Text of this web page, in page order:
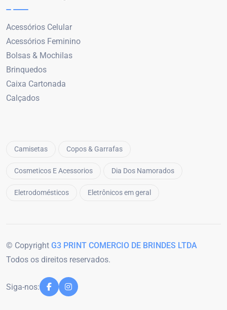
Acessórios Celular
Acessórios Feminino
Bolsas & Mochilas
Brinquedos
Caixa Cartonada
Calçados
Camisetas Copos & Garrafas
Cosmeticos E Acessorios Dia Dos Namorados
Eletrodomésticos Eletrônicos em geral
© Copyright G3 PRINT COMERCIO DE BRINDES LTDA
Todos os direitos reservados.
Siga-nos: